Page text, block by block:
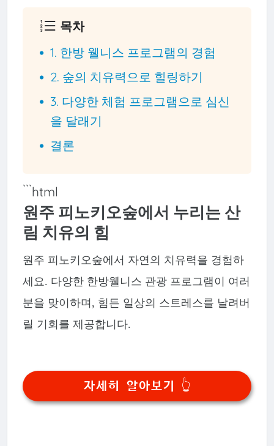
목차
1. 한방 웰니스 프로그램의 경험
2. 숲의 치유력으로 힐링하기
3. 다양한 체험 프로그램으로 심신
을 달래기
결론
```html
원주 피노키오숲에서 누리는 산
림 치유의 힘
원주 피노키오숲에서 자연의 치유력을 경험하
세요. 다양한 한방웰니스 관광 프로그램이 여러
분을 맞이하며, 힘든 일상의 스트레스를 날려버
릴 기회를 제공합니다.
자세히 알아보기 👆